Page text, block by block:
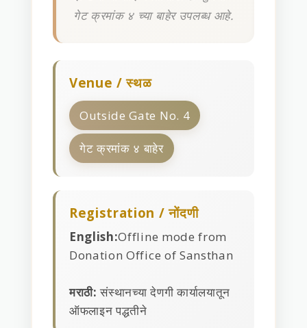
गेट क्रमांक ४ च्या बाहेर उपलब्ध आहे.
Venue / स्थळ
Outside Gate No. 4
गेट क्रमांक ४ बाहेर
Registration / नोंदणी
English:Offline mode from
Donation Office of Sansthan
मराठी: संस्थानच्या देणगी कार्यालयातून
ऑफलाइन पद्धतीने